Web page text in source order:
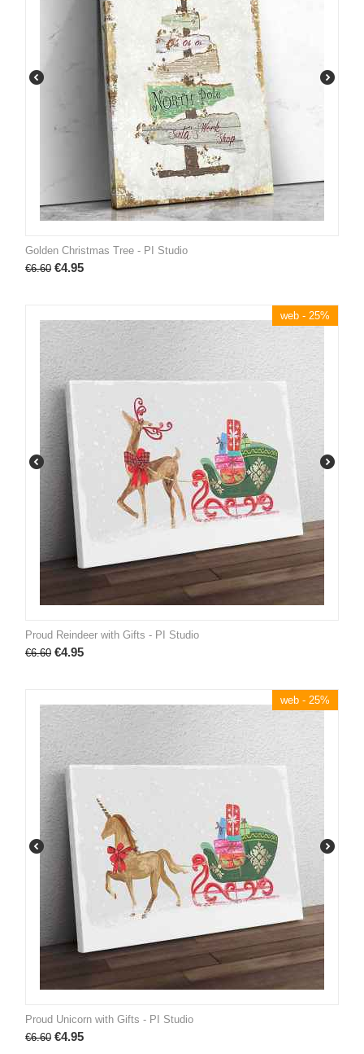
Golden Christmas Tree - PI Studio
€6.60 €4.95
web - 25%
Proud Reindeer with Gifts - PI Studio
€6.60 €4.95
web - 25%
Proud Unicorn with Gifts - PI Studio
€6.60 €4.95